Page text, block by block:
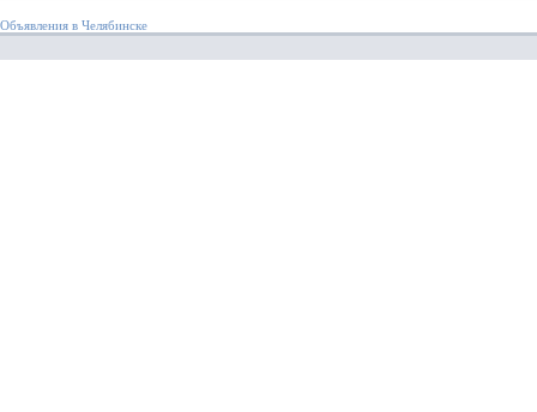
Объявления в Челябинске